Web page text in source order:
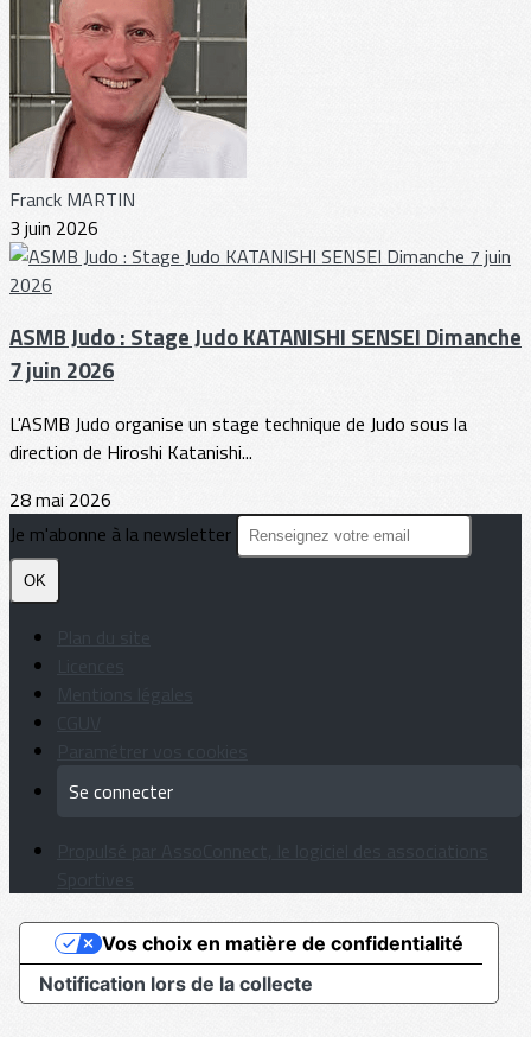
Franck MARTIN
3 juin 2026
ASMB Judo : Stage Judo KATANISHI SENSEI Dimanche
7 juin 2026
L'ASMB Judo organise un stage technique de Judo sous la
direction de Hiroshi Katanishi...
28 mai 2026
Je m'abonne à la newsletter
OK
Se connecter
Notification lors de la collecte
Vos choix en matière de confidentialité